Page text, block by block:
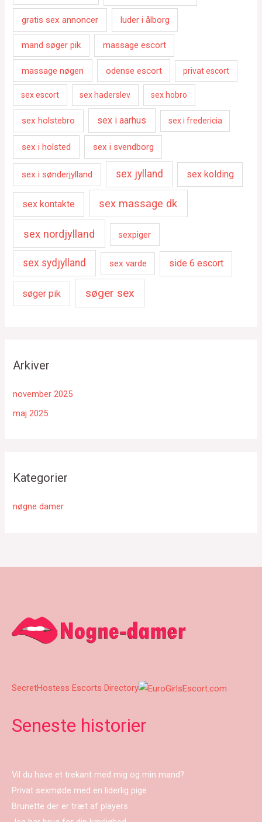
gratis sex annoncer luder i ålborg
mand søger pik massage escort
massage nøgen odense escort privat escort
sex escort sex haderslev sex hobro
sex holstebro sex i aarhus sex i fredericia
sex i holsted sex i svendborg
sex i sønderjylland sex jylland sex kolding
sex kontakte sex massage dk
sex nordjylland sexpiger
sex sydjylland sex varde side 6 escort
søger pik søger sex
Arkiver
november 2025
maj 2025
Kategorier
nøgne damer
SecretHostess Escorts Directory
Seneste historier
Vil du have et trekant med mig og min mand?
Privat sexmøde med en liderlig pige
Brunette der er træt af players